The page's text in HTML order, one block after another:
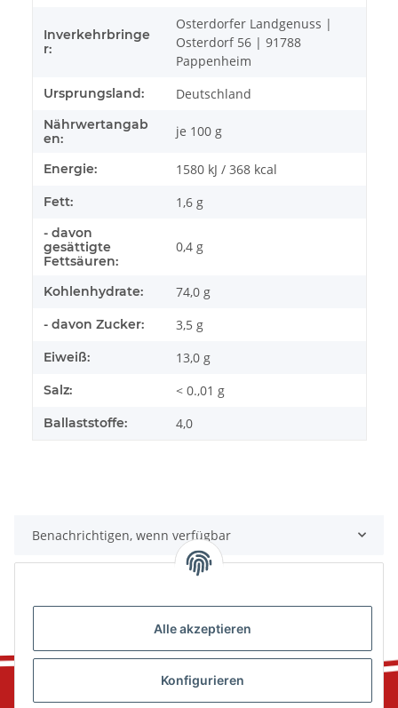
Alle akzeptieren
Konfigurieren
Inverkehrbringe
r:
Osterdorfer Landgenuss |
Osterdorf 56 | 91788
Pappenheim
Ursprungsland: Deutschland
Nährwertangab
en:
je 100 g
Energie: 1580 kJ / 368 kcal
Fett: 1,6 g
- davon
gesättigte
Fettsäuren:
0,4 g
Kohlenhydrate: 74,0 g
- davon Zucker: 3,5 g
Eiweiß: 13,0 g
Salz: < 0.,01 g
Ballaststoffe: 4,0
Benachrichtigen, wenn verfügbar